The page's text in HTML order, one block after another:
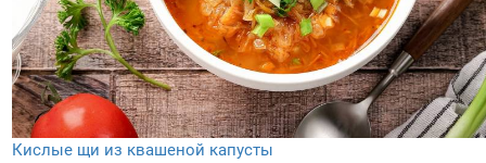
Кислые щи из квашеной капусты